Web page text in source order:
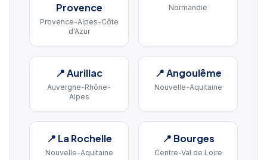
Provence
Provence-Alpes-Côte
d'Azur
Normandie
📍Aurillac
Auvergne-Rhône-
Alpes
📍Angoulême
Nouvelle-Aquitaine
📍 La Rochelle
Nouvelle-Aquitaine
📍 Bourges
Centre-Val de Loire